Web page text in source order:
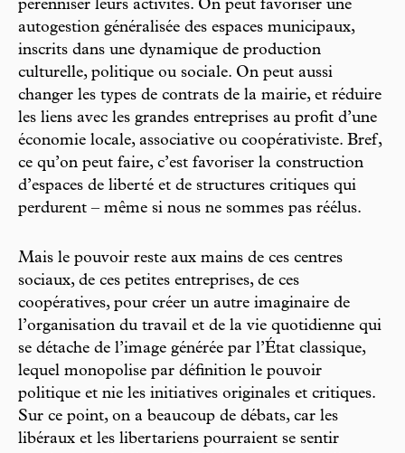
pérenniser leurs activités. On peut favoriser une
autogestion généralisée des espaces municipaux,
inscrits dans une dynamique de production
culturelle, politique ou sociale. On peut aussi
changer les types de contrats de la mairie, et réduire
les liens avec les grandes entreprises au profit d’une
économie locale, associative ou coopérativiste. Bref,
ce qu’on peut faire, c’est favoriser la construction
d’espaces de liberté et de structures critiques qui
perdurent – même si nous ne sommes pas réélus.
Mais le pouvoir reste aux mains de ces centres
sociaux, de ces petites entreprises, de ces
coopératives, pour créer un autre imaginaire de
l’organisation du travail et de la vie quotidienne qui
se détache de l’image générée par l’État classique,
lequel monopolise par définition le pouvoir
politique et nie les initiatives originales et critiques.
Sur ce point, on a beaucoup de débats, car les
libéraux et les libertariens pourraient se sentir